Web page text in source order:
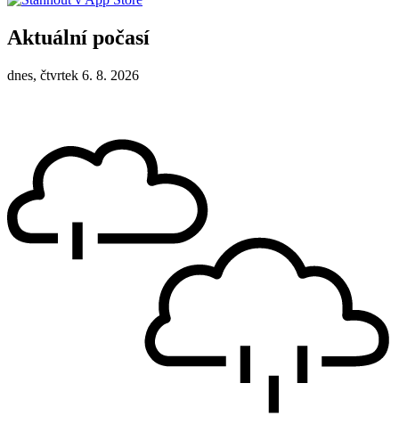
Aktuální počasí
dnes, čtvrtek 6. 8. 2026